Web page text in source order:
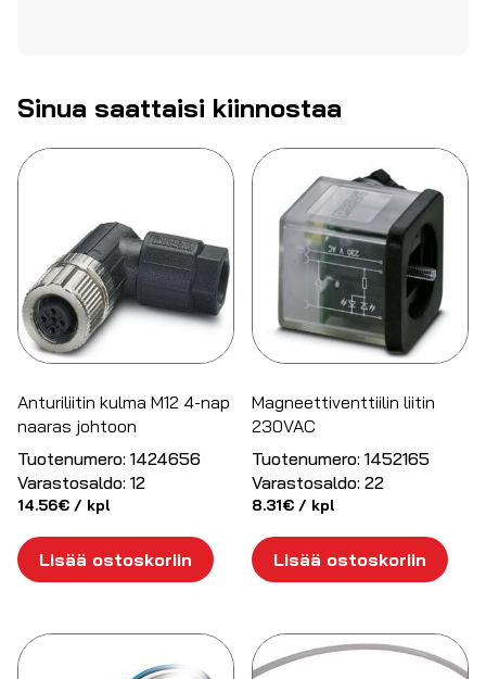
Sinua saattaisi kiinnostaa
Anturiliitin kulma M12 4-nap
naaras johtoon
Tuotenumero: 1424656
Varastosaldo: 12
14.56€ / kpl
Lisää ostoskoriin
Magneettiventtiilin liitin
230VAC
Tuotenumero: 1452165
Varastosaldo: 22
8.31€ / kpl
Lisää ostoskoriin